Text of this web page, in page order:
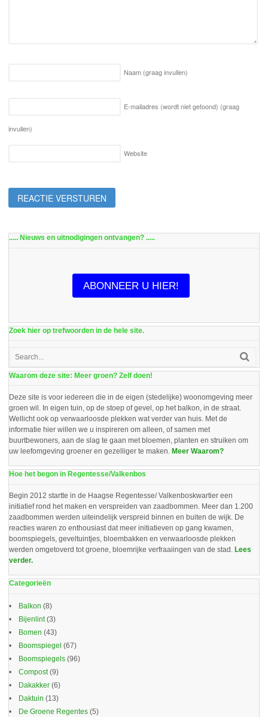
Naam (graag invullen)
E-mailadres (wordt niet getoond) (graag
invullen)
Website
..... Nieuws en uitnodigingen ontvangen? .....
ABONNEER U HIER!
Zoek hier op trefwoorden in de hele site.
Waarom deze site: Meer groen? Zelf doen!
Deze site is voor iedereen die in de eigen (stedelijke) woonomgeving meer
groen wil. In eigen tuin, op de stoep of gevel, op het balkon, in de straat.
Wellicht ook op verwaarloosde plekken wat verder van huis. Met de
informatie hier willen we u inspireren om alleen, of samen met
buurtbewoners, aan de slag te gaan met bloemen, planten en struiken om
uw leefomgeving groener en gezelliger te maken. Meer Waarom?
Hoe het begon in Regentesse/Valkenbos
Begin 2012 startte in de Haagse Regentesse/ Valkenboskwartier een
initiatief rond het maken en verspreiden van zaadbommen. Meer dan 1.200
zaadbommen werden uiteindelijk verspreid binnen en buiten de wijk. De
reacties waren zo enthousiast dat meer initiatieven op gang kwamen,
boomspiegels, geveltuintjes, bloembakken en verwaarloosde plekken
werden omgetoverd tot groene, bloemrijke verfraaiingen van de stad. Lees
verder.
Categorieën
Balkon (8)
Bijenlint(3)
Bomen (43)
Boomspiegel (67)
Boomspiegels (96)
Compost(9)
Dakakker (6)
Daktuin (13)
De Groene Regentes (5)